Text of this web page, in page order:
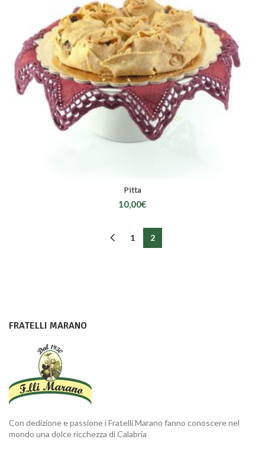
Pitta
10,00€
1 2
FRATELLI MARANO
Con dedizione e passione i Fratelli Marano fanno conoscere nel
mondo una dolce ricchezza di Calabria